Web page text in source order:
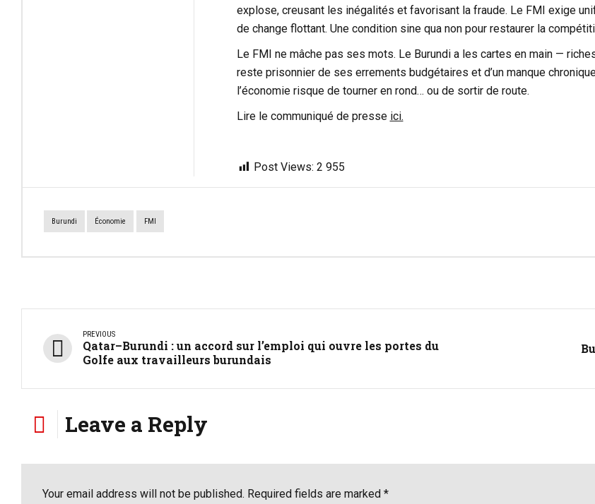
explose, creusant les inégalités et favorisant la fraude. Le FMI exige
de change flottant. Une condition sine qua non pour restaurer la
Le FMI ne mâche pas ses mots. Le Burundi a les cartes en main —
reste prisonnier de ses errements budgétaires et d’un manque
l’économie risque de tourner en rond… ou de sortir de route.
Lire le communiqué de presse ici.
Post Views: 2 955
Burundi Économie FMI
PREVIOUS
Qatar–Burundi : un accord sur l’emploi qui ouvre les portes du
Golfe aux travailleurs burundais
Leave a Reply
Your email address will not be published. Required fields are marked *